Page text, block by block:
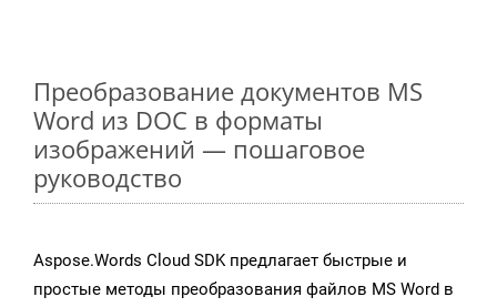
Преобразование документов MS
Word из DOC в форматы
изображений — пошаговое
руководство
Aspose.Words Cloud SDK предлагает быстрые и
простые методы преобразования файлов MS Word в